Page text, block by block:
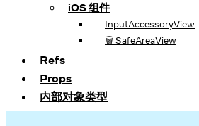
iOS 组件
InputAccessoryView
🗑️ SafeAreaView
Refs
Props
内部对象类型